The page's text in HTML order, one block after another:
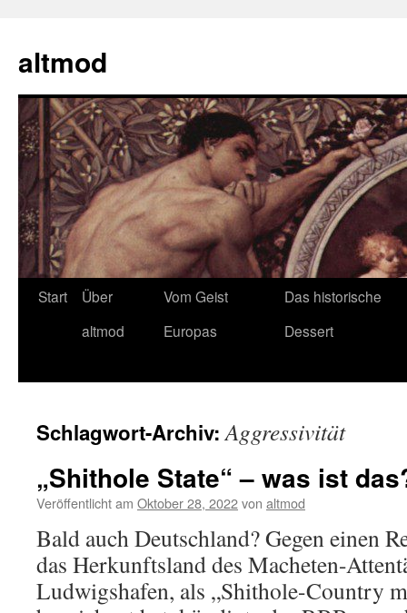
springen
altmod
Start
Über
altmod
Vom Geist
Europas
Das historische
Dessert
Schlagwort-Archiv:Aggressivität
„Shithole State“ – was ist
Veröffentlicht am Oktober 28, 2022von altmod
Bald auch Deutschland? Gegen einen
das Herkunftsland des Macheten-
Ludwigshafen, als „Shithole-Country